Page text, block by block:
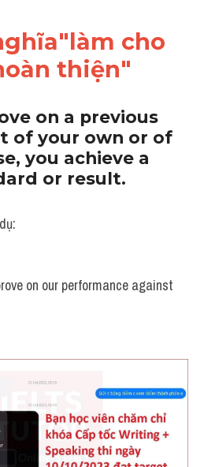
cho
thiện"
on a previous
of your own or of
you achieve a
or result.
on our performance against